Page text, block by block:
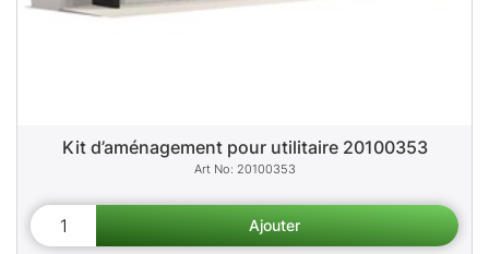
Kit d’aménagement pour utilitaire 20100353
20100353